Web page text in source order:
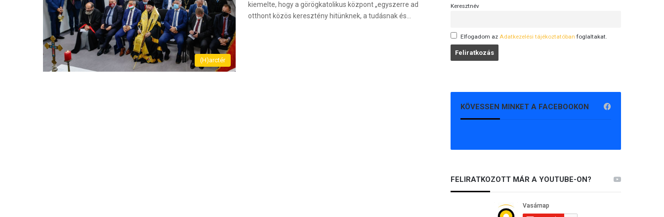
(H)arctér
kiemelte, hogy a görögkatolikus központ „egyszerre ad
otthont közös keresztény hitünknek, a tudásnak és…
Keresztnév
Elfogadom az Adatkezelési tájékoztatóban foglaltakat.
KÖVESSEN MINKET A FACEBOOKON
FELIRATKOZOTT MÁR A YOUTUBE-ON?